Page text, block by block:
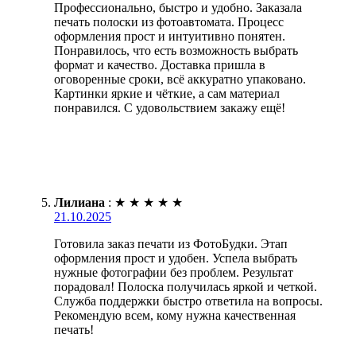
Профессионально, быстро и удобно. Заказала
печать полоски из фотоавтомата. Процесс
оформления прост и интуитивно понятен.
Понравилось, что есть возможность выбрать
формат и качество. Доставка пришла в
оговоренные сроки, всё аккуратно упаковано.
Картинки яркие и чёткие, а сам материал
понравился. С удовольствием закажу ещё!
Лилиана : ★ ★ ★ ★ ★
21.10.2025
Готовила заказ печати из ФотоБудки. Этап
оформления прост и удобен. Успела выбрать
нужные фотографии без проблем. Результат
порадовал! Полоска получилась яркой и четкой.
Служба поддержки быстро ответила на вопросы.
Рекомендую всем, кому нужна качественная
печать!